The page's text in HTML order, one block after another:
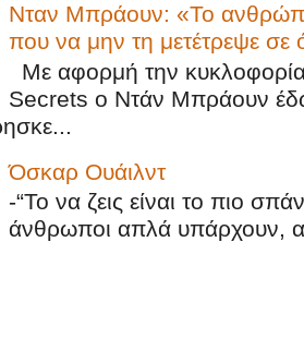
Νταν Μπράουν: «Το
που να μην τη μετέτρεψε σε
Με αφορμή την
Secrets ο Ντάν Μπράουν
Όσκαρ Ουάιλντ
-“Το να ζεις είναι το πιο
άνθρωποι απλά υπάρχουν,